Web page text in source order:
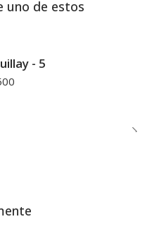
uno de estos
- 5